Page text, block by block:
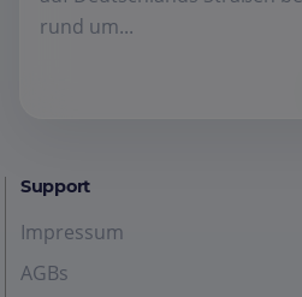
rund um...
Support
Impressum
AGBs